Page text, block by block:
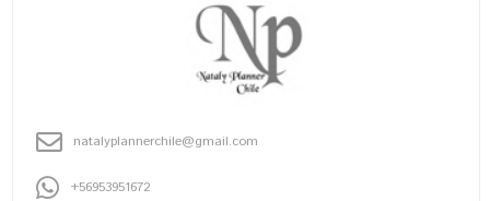
natalyplannerchile@gmail.com
+56953951672